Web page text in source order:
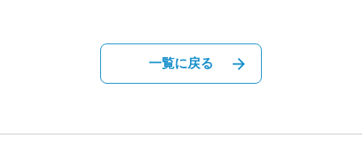
一覧に戻る